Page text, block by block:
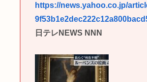
https://news.yahoo.co.jp/
日テレNEWS NNN